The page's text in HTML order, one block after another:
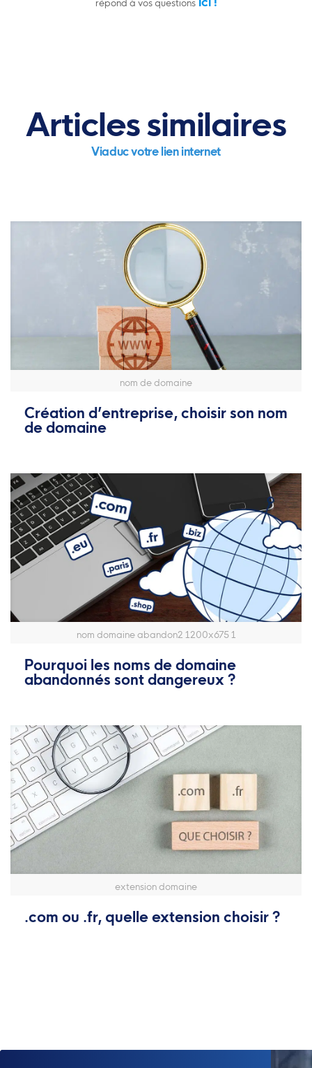
répond à vos questions
Articles similaires
Viaduc votre lien internet
nom de domaine
Création d’entreprise, choisir son nom
de domaine
nom domaine abandon2 1200x675 1
Pourquoi les noms de domaine
abandonnés sont dangereux ?
extension domaine
.com ou .fr, quelle extension choisir ?